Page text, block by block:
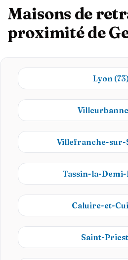
Maisons de
proximité de
Lyon (73)
Villeurbanne
Villefranche-sur-
Tassin-la-
Caluire-et-
Saint-Priest